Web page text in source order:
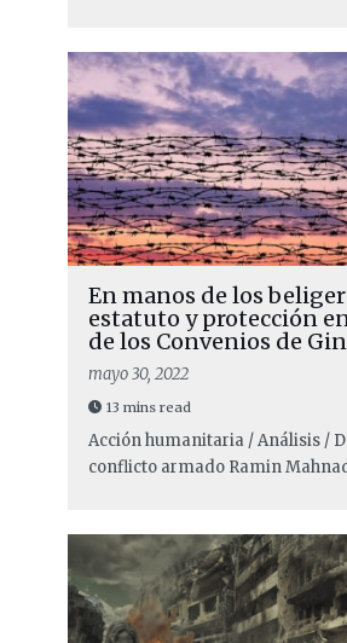
En manos de los
estatuto y protección
de los Convenios de
mayo 30, 2022
13 mins read
Acción humanitaria / Análisis /
conflicto armado Ramin